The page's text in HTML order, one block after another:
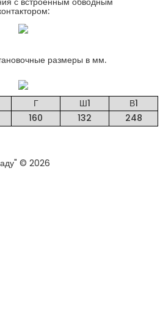
размеры в мм.
Г Ш1
В1
160 132
248
© 2026